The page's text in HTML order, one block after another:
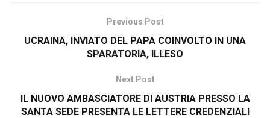
Previous Post
UCRAINA, INVIATO DEL PAPA COINVOLTO IN UNA
SPARATORIA, ILLESO
Next Post
IL NUOVO AMBASCIATORE DI AUSTRIA PRESSO LA
SANTA SEDE PRESENTA LE LETTERE CREDENZIALI